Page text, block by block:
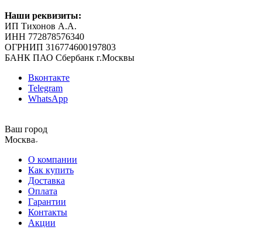
Наши реквизиты:
ИП Тихонов А.А.
ИНН 772878576340
ОГРНИП 316774600197803
БАНК ПАО Сбербанк г.Москвы
Вконтакте
Telegram
WhatsApp
Ваш город
Москва
О компании
Как купить
Доставка
Оплата
Гарантии
Контакты
Акции